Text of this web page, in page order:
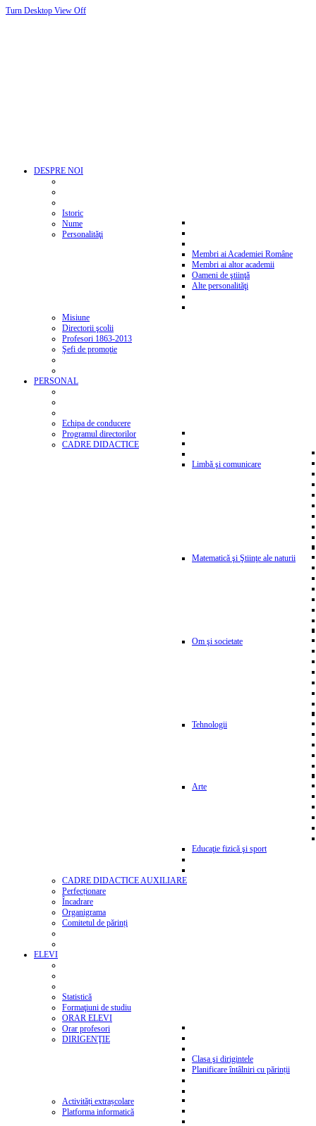
Turn Desktop View Off
DESPRE NOI
Istoric
Nume
Personalităţi
Membri ai Academiei Române
Membri ai altor academii
Oameni de ştiinţă
Alte personalităţi
Misiune
Directorii şcolii
Profesori 1863-2013
Şefi de promoţie
PERSONAL
Echipa de conducere
Programul directorilor
CADRE DIDACTICE
Limbă şi comunicare
Matematică şi Ştiinţe ale naturii
Om şi societate
Tehnologii
Arte
Educaţie fizică şi sport
CADRE DIDACTICE AUXILIARE
Perfecționare
Încadrare
Organigrama
Comitetul de părinți
ELEVI
Statistică
Formaţiuni de studiu
ORAR ELEVI
Orar profesori
DIRIGENŢIE
Clasa şi dirigintele
Planificare întâlniri cu părinții
Activități extrașcolare
Platforma informatică